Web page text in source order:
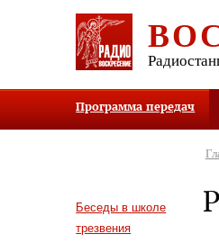
Программа передач
Беседы в школе
трезвения